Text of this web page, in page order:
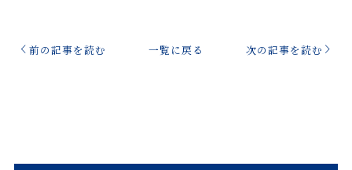
前の記事を読む 一覧に戻る 次の記事を読む